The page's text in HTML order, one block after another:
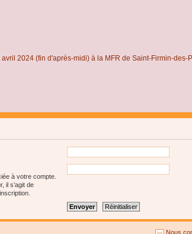
2024 (fin d'après-midi) à la MFR de Saint-Firmin-des-
à votre compte.
il s’agit de
Nous